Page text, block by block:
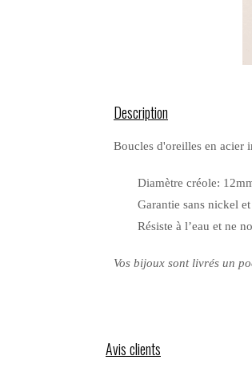
Description
Boucles d'oreilles en acier
Diamètre créole:
Garantie sans nickel
Résiste à l’eau et ne
Vos bijoux sont livrés un
Avis clients